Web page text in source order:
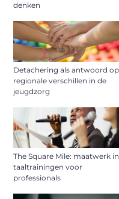
denken
Detachering als antwoord op
regionale verschillen in de
jeugdzorg
The Square Mile: maatwerk in
taaltrainingen voor
professionals